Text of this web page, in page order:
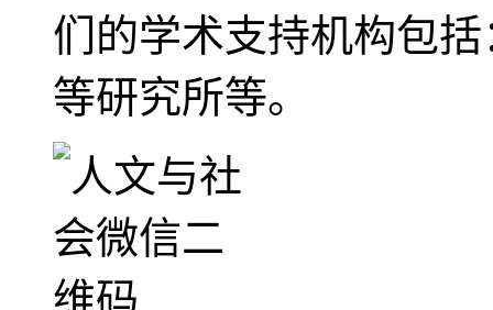
们的学术支持机构包
等研究所等。